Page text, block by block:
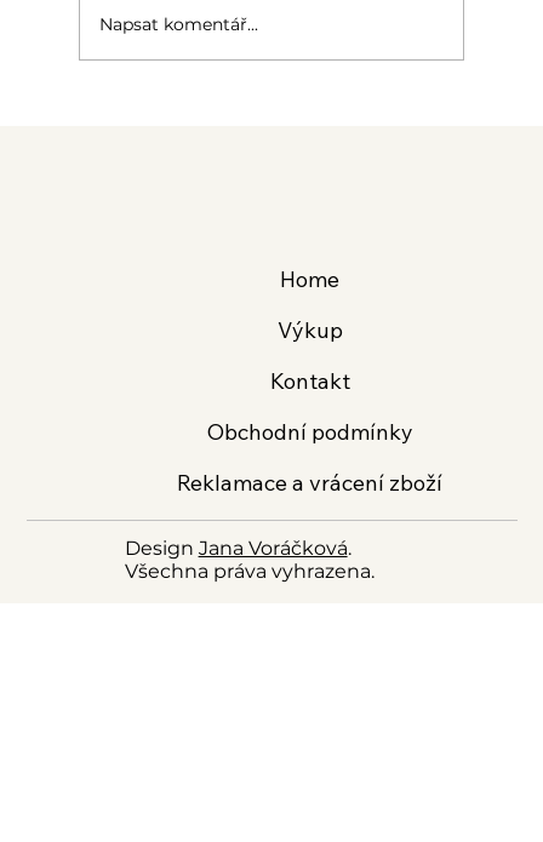
Napsat komentář...
Home
Výkup
Kontakt
Obchodní podmínky
Reklamace a vrácení zboží
Design Jana Voráčková.
Všechna práva vyhrazena.